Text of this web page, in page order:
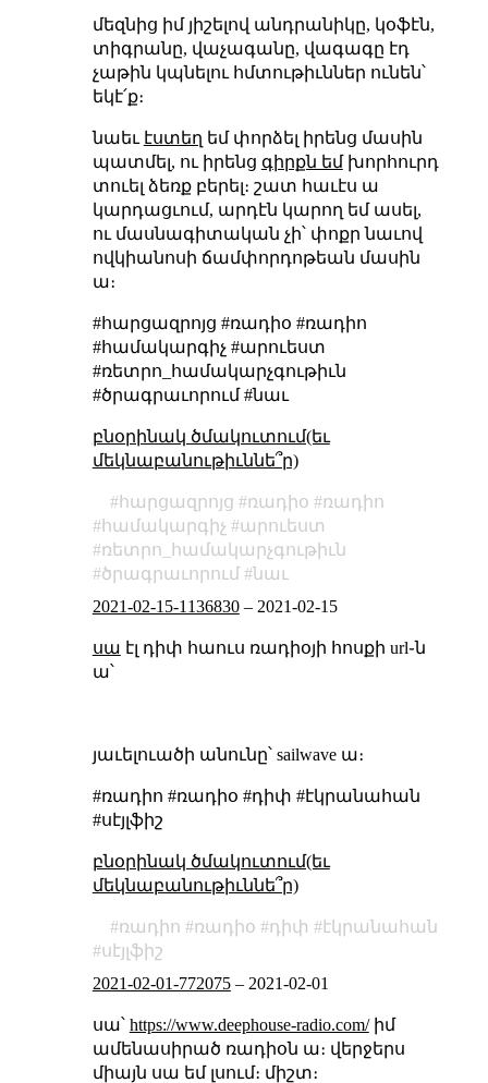
մեզնից իմ յիշելով անդրանիկը, կօֆէն,
տիգրանը, վաչագանը, վագագը էդ
չաթին կպնելու հմտութիւններ ունեն՝
եկէ՛ք։
նաեւ էստեղ եմ փորձել իրենց մասին
պատմել, ու իրենց գիրքն եմխորհուրդ
տուել ձեռք բերել։ շատ հաւէս ա
կարդացւում, արդէն կարող եմ ասել,
ու մասնագիտական չի՝ փոքր նաւով
ովկիանոսի ճամփորդոթեան մասին
ա։
#հարցազրոյց #ռադիօ #ռադիո
#համակարգիչ #արուեստ
#ռետրո_համակարչգութիւն
#ծրագրաւորում #նաւ
բնօրինակ ծմակուտում(եւ
մեկնաբանութիւննե՞ր)
հարցազրոյց ռադիօ
ռադիո
համակարգիչ
արուեստ
ռետրո_համակարչգութիւն
ծրագրաւորում
նաւ
2021-02-15-1136830– 2021-02-15
սա էլ դիփ հաուս ռադիօյի հոսքի url֊ն
ա՝
յաւելուածի անունը՝ sailwave ա։
#ռադիո #ռադիօ #դիփ #էկրանահան
#սէյլֆիշ
բնօրինակ ծմակուտում(եւ
մեկնաբանութիւննե՞ր)
ռադիո ռադիօ դիփ
էկրանահան
սէյլֆիշ
2021-02-01-772075– 2021-02-01
սա՝ https://www.deephouse-radio.com/իմ
ամենասիրած ռադիօն ա։ վերջերս
միայն սա եմ լսում։ միշտ։